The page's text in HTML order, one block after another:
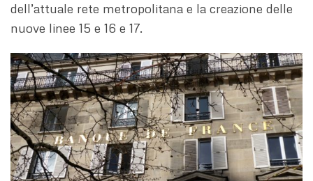
dell’attuale rete metropolitana e la creazione delle
nuove linee 15 e 16 e 17.